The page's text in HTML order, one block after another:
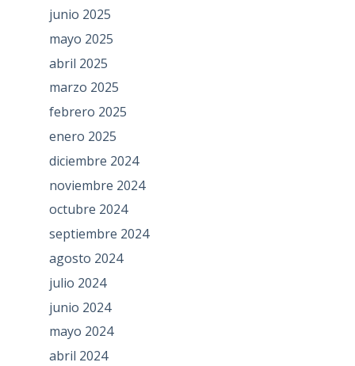
junio 2025
mayo 2025
abril 2025
marzo 2025
febrero 2025
enero 2025
diciembre 2024
noviembre 2024
octubre 2024
septiembre 2024
agosto 2024
julio 2024
junio 2024
mayo 2024
abril 2024